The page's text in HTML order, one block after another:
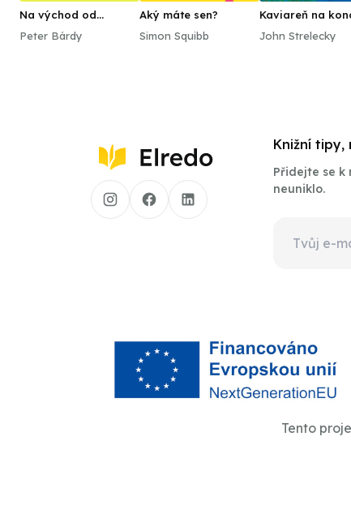
Na východ od
Peter Bárdy
Aký máte sen?
Simon Squibb
Kaviareň na
John Strelecky
Knižní tipy,
Přidejte se k
neuniklo.
Tento